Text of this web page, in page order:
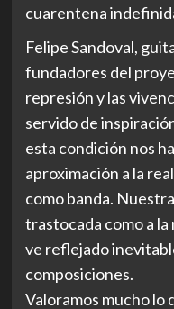
cuarentena
Felipe Sandoval,
fundadores del
represión y las
servido de
esta condición nos
aproximación a la
como banda.
trastocada como a la
ve reflejado
composiciones.
Valoramos mucho lo